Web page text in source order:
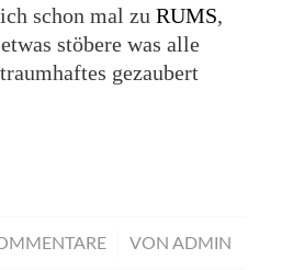
schon mal zu RUMS,
stöbere was alle
gezaubert
/ VONADMIN